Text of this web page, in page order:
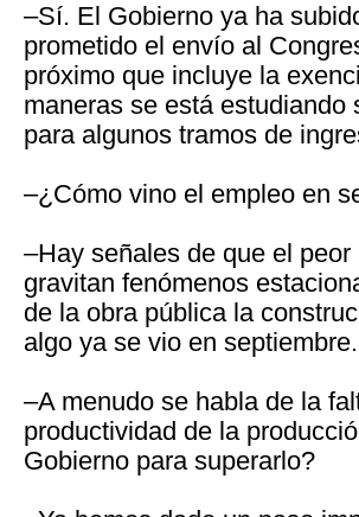
–Sí. El Gobierno ya ha
prometido el envío al
próximo que incluye la
maneras se está
para algunos tramos de
–¿Cómo vino el empleo en
–Hay señales de que el
gravitan fenómenos
de la obra pública la
algo ya se vio en septiembre.
–A menudo se habla de la
productividad de la
Gobierno para superarlo?